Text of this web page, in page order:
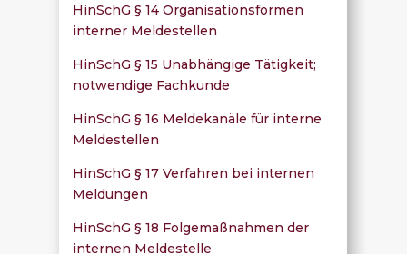
HinSchG § 14 Organisationsformen
interner Meldestellen
HinSchG § 15 Unabhängige Tätigkeit;
notwendige Fachkunde
HinSchG § 16 Meldekanäle für interne
Meldestellen
HinSchG § 17 Verfahren bei internen
Meldungen
HinSchG § 18 Folgemaßnahmen der
internen Meldestelle